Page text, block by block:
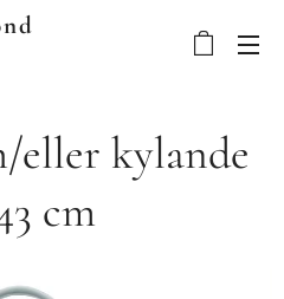
eller kylande
cm